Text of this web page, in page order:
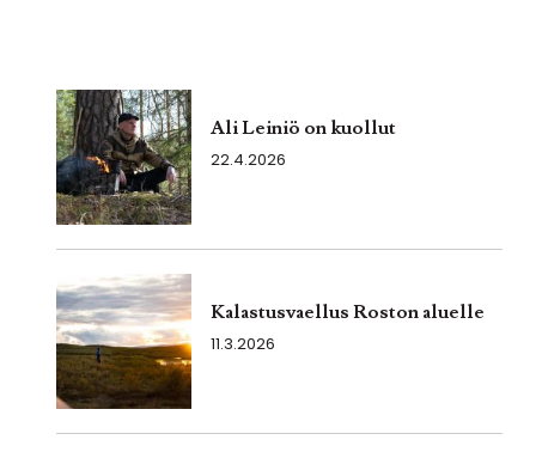
Ali Leiniö on kuollut
22.4.2026
Kalastusvaellus Roston aluelle
11.3.2026